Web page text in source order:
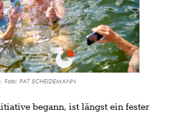
Foto: PAT SCHEIDEMANN
begann, ist längst ein fester